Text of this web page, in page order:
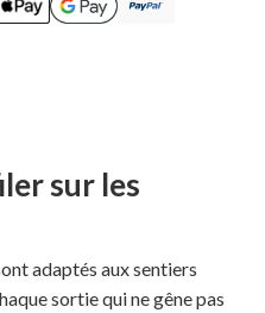
sur les
adaptés aux sentiers
sortie qui ne gêne pas